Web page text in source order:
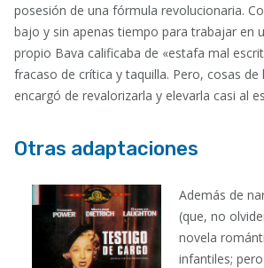
posesión de una fórmula revolucionaria.
bajo y sin apenas tiempo para trabajar en
propio Bava calificaba de «estafa mal
fracaso de crítica y taquilla. Pero, cosas de
encargó de revalorizarla y elevarla casi al
Otras adaptaciones
Además de
(que, no
novela
infantiles;